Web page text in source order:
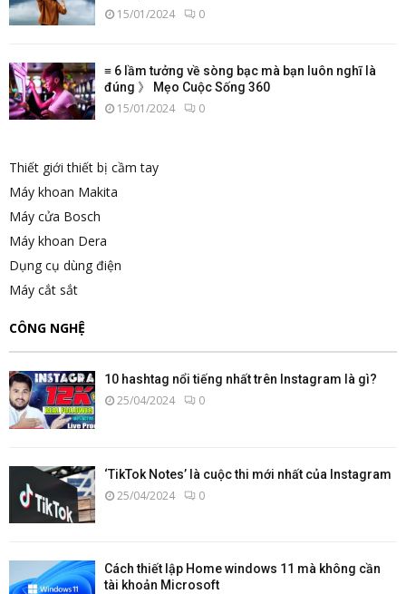
15/01/2024 0
≡ 6 lầm tưởng về sòng bạc mà bạn luôn nghĩ là
đúng 》 Mẹo Cuộc Sống 360
15/01/2024 0
Thiết giới thiết bị cầm tay
Máy khoan Makita
Máy cửa Bosch
Máy khoan Dera
Dụng cụ dùng điện
Máy cắt sắt
CÔNG NGHỆ
10 hashtag nổi tiếng nhất trên Instagram là gì?
25/04/2024 0
‘TikTok Notes’ là cuộc thi mới nhất của Instagram
25/04/2024 0
Cách thiết lập Home windows 11 mà không cần
tài khoản Microsoft